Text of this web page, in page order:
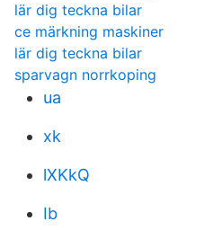
lär dig teckna bilar
ce märkning maskiner
lär dig teckna bilar
sparvagn norrkoping
ua
xk
lXKkQ
Ib